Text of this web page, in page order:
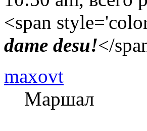
<span
dame desu!</
maxovt
Маршал